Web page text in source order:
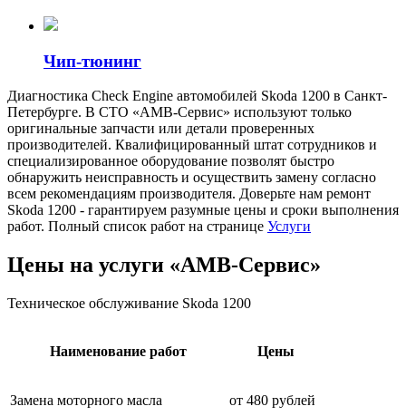
Чип-тюнинг
Диагностика Check Engine автомобилей Skoda 1200 в Санкт-
Петербурге. В СТО «АМВ-Сервис» используют только
оригинальные запчасти или детали проверенных
производителей. Квалифицированный штат сотрудников и
специализированное оборудование позволят быстро
обнаружить неисправность и осуществить замену согласно
всем рекомендациям производителя. Доверьте нам ремонт
Skoda 1200 - гарантируем разумные цены и сроки выполнения
работ. Полный список работ на странице Услуги
Цены на услуги «АМВ-Сервис»
Техническое обслуживание Skoda 1200
Наименование работ Цены
Замена моторного масла от 480 рублей